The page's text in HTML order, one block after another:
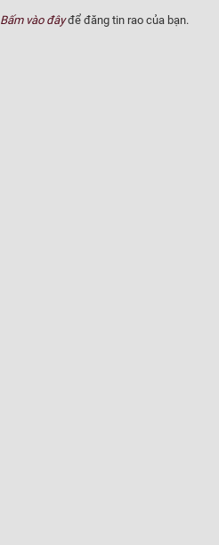
XUẤT XỨ
Bấm vào đâyđể đăng tin rao của bạn.